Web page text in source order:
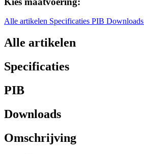
Alle artikelen Specificaties PIB Downloads
Alle artikelen
Specificaties
PIB
Downloads
Omschrijving